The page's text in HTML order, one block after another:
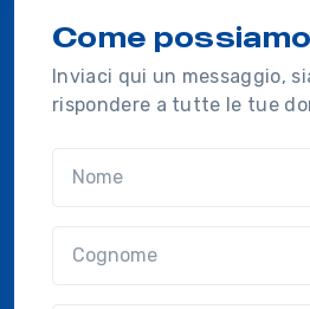
Come
Inviaci qui un messaggio,
rispondere a tutte le tue